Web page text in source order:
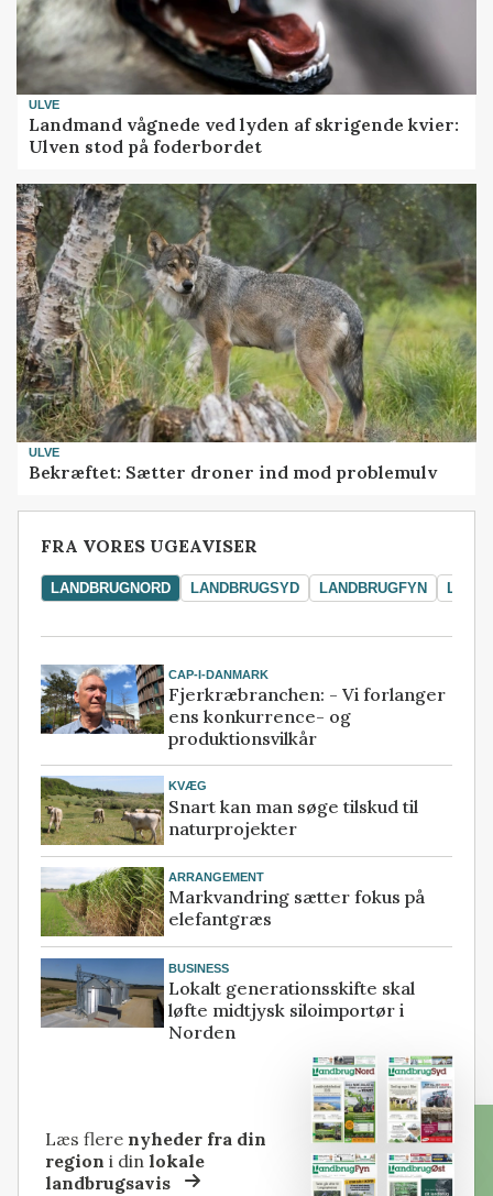
ULVE
Landmand vågnede ved lyden af skrigende kvier:
Ulven stod på foderbordet
ULVE
Bekræftet: Sætter droner ind mod problemulv
FRA VORES UGEAVISER
LANDBRUGNORD LANDBRUGSYD LANDBRUGFYN
CAP-I-DANMARK
Fjerkræbranchen: - Vi forlanger
ens konkurrence- og
produktionsvilkår
KVÆG
Snart kan man søge tilskud til
naturprojekter
ARRANGEMENT
Markvandring sætter fokus på
elefantgræs
BUSINESS
Lokalt generationsskifte skal
løfte midtjysk siloimportør i
Norden
Læs flere nyheder fra din
region i dinlokale
landbrugsavis